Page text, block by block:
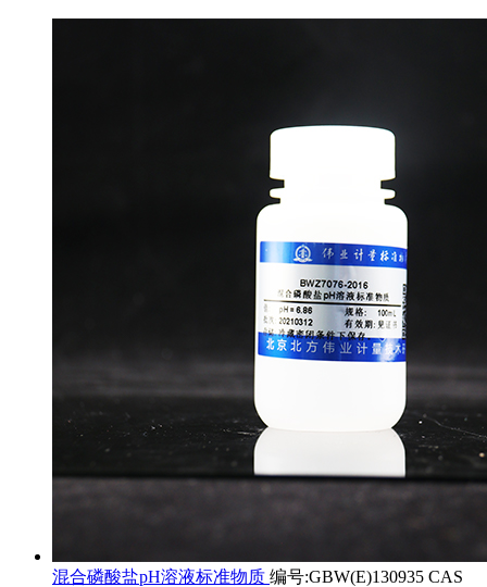
混合磷酸盐pH溶液标准物质 编号:GBW(E)130935 CAS